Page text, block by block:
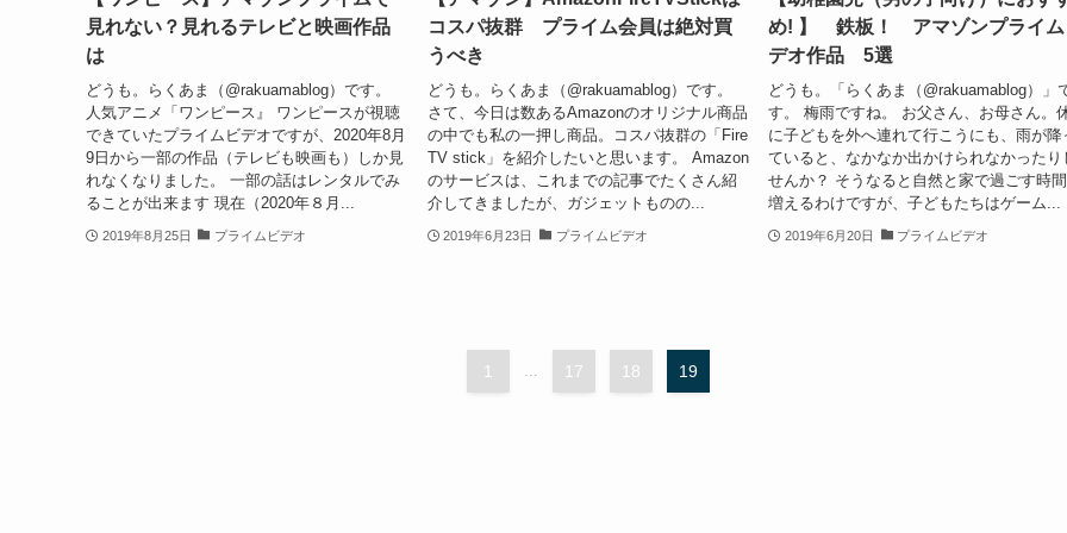
見れない？見れるテレビと映画作品
は
どうも。らくあま（@rakuamablog）です。
人気アニメ「ワンピース』 ワンピースが視聴
できていたプライムビデオですが、2020年8月
9日から一部の作品（テレビも映画も）しか見
れなくなりました。 一部の話はレンタルでみ
ることが出来ます 現在（2020年８月...
2019年8月25日 プライムビデオ
コスパ抜群 プライム会員は絶対買
うべき
どうも。らくあま（@rakuamablog）です。
さて、今日は数あるAmazonのオリジナル商品
の中でも私の一押し商品。コスパ抜群の「Fire
TV stick」を紹介したいと思います。 Amazon
のサービスは、これまでの記事でたくさん紹
介してきましたが、ガジェットものの...
2019年6月23日 プライムビデオ
め! 】 鉄板！ アマゾンプライム
デオ作品 5選
どうも。「らくあま（@rakuamablog）」
す。 梅雨ですね。 お父さん、お母さん。
に子どもを外へ連れて行こうにも、雨が降
ていると、なかなか出かけられなかったり
せんか？ そうなると自然と家で過ごす時
増えるわけですが、子どもたちはゲーム...
2019年6月20日 プライムビデオ
1 17 18 19